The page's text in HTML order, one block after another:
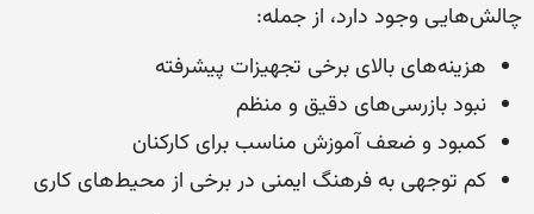
چالش‌هایی وجود دارد، از جمله:
هزینه‌های بالای برخی تجهیزات پیشرفته
نبود بازرسی‌های دقیق و منظم
کمبود و ضعف آموزش مناسب برای کارکنان
کم توجهی به فرهنگ ایمنی در برخی از محیط‌های کاری